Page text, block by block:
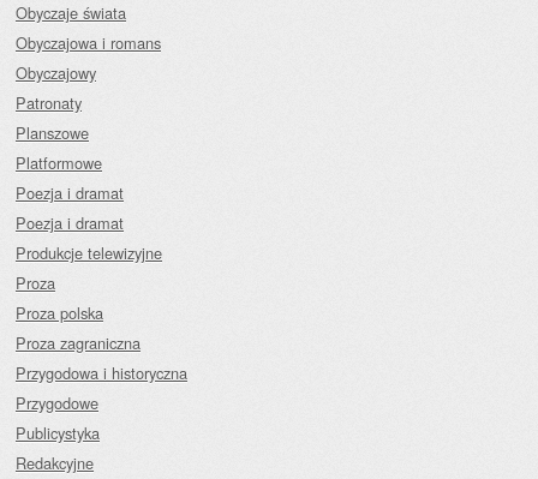
Obyczaje świata
Obyczajowa i romans
Obyczajowy
Patronaty
Planszowe
Platformowe
Poezja i dramat
Poezja i dramat
Produkcje telewizyjne
Proza
Proza polska
Proza zagraniczna
Przygodowa i historyczna
Przygodowe
Publicystyka
Redakcyjne